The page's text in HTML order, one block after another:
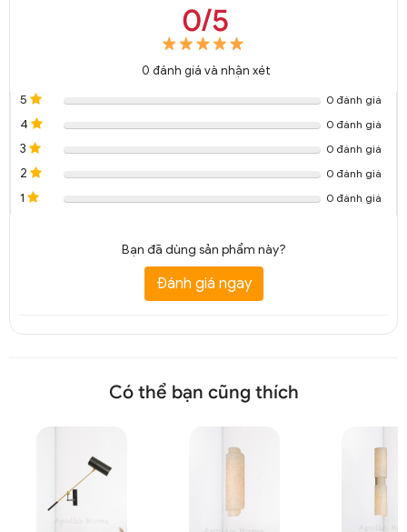
0/5
0 đánh giá và nhận xét
5
0 đánh giá
4 0 đánh giá
3 0 đánh giá
2 0 đánh giá
1 0 đánh giá
Bạn đã dùng sản phẩm này?
Đánh giá ngay
Có thể bạn cũng thích